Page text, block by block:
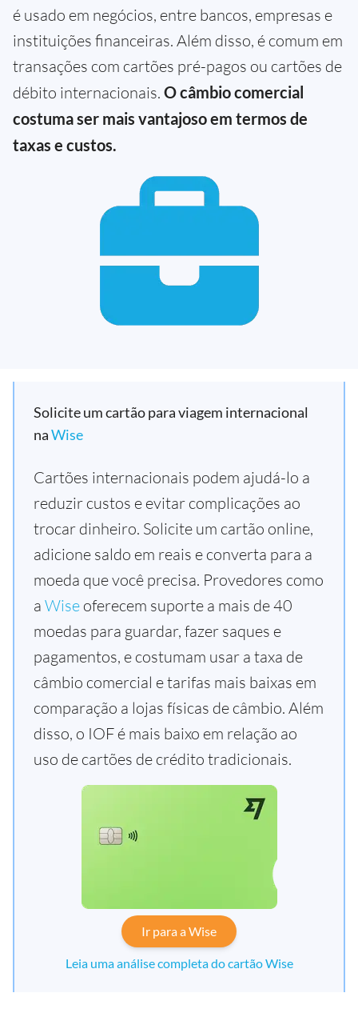
é usado em negócios, entre bancos, empresas e
instituições financeiras. Além disso, é comum em
transações com cartões pré-pagos ou cartões de
débito internacionais. O câmbio comercial
costuma ser mais vantajoso em termos de
taxas e custos.
Solicite um cartão para viagem internacional
naWise
Cartões internacionais podem ajudá-lo a
reduzir custos e evitar complicações ao
trocar dinheiro. Solicite um cartão online,
adicione saldo em reais e converta para a
moeda que você precisa. Provedores como
a Wise oferecem suporte a mais de 40
moedas para guardar, fazer saques e
pagamentos, e costumam usar a taxa de
câmbio comercial e tarifas mais baixas em
comparação a lojas físicas de câmbio. Além
disso, o IOF é mais baixo em relação ao
uso de cartões de crédito tradicionais.
Ir para a Wise
Leia uma análise completa do cartão Wise